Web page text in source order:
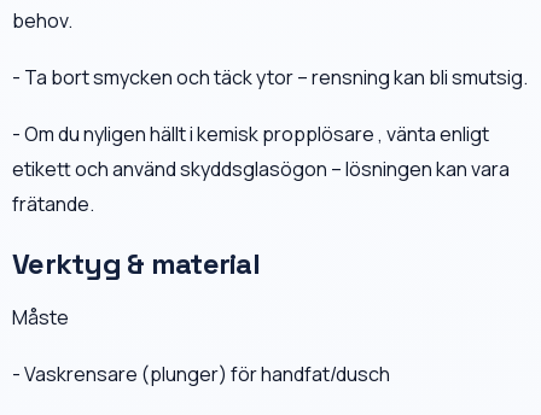
behov.
- Ta bort smycken och täck ytor – rensning kan bli smutsig.
- Om du nyligen hällt i kemisk propplösare , vänta enligt
etikett och använd skyddsglasögon – lösningen kan vara
frätande.
Verktyg & material
Måste
- Vaskrensare (plunger) för handfat/dusch